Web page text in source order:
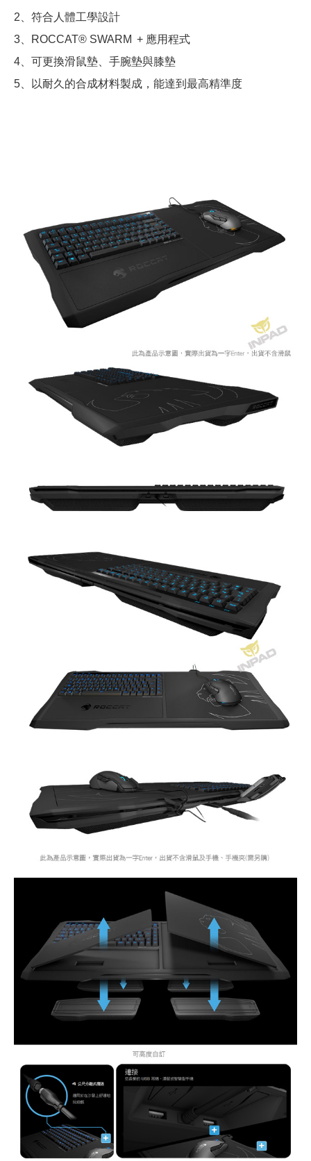
2、符合人體工學設計
3、ROCCAT® SWARM + 應用程式
4、可更換滑鼠墊、手腕墊與膝墊
5、以耐久的合成材料製成，能達到最高精準度